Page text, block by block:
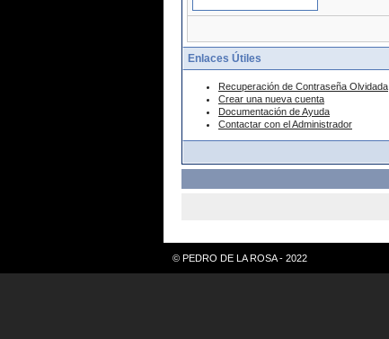
Enlaces Útiles
Recuperación de Contraseña Olvidada
Crear una nueva cuenta
Documentación de Ayuda
Contactar con el Administrador
© PEDRO DE LA ROSA - 2022